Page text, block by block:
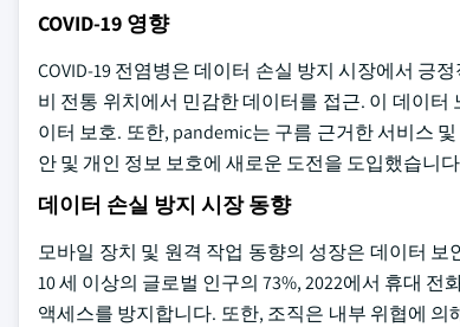
COVID-19 영향
COVID-19 전염병은 데이터 손실 방지 시장에서 긍
비 전통 위치에서 민감한 데이터를 접근. 이 데이
이터 보호. 또한, pandemic는 구름 근거한 서비스
안 및 개인 정보 보호에 새로운 도전을 도입했습니
데이터 손실 방지 시장 동향
모바일 장치 및 원격 작업 동향의 성장은 데이터
10 세 이상의 글로벌 인구의 73%, 2022에서 휴대
액세스를 방지합니다. 또한, 조직은 내부 위협에